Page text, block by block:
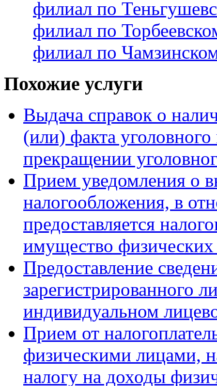
филиал по
филиал по
филиал по
Похожие услуги
Выдача справок о
(или) факта
прекращении
Прием уведомления о
налогообложения, в
предоставляется
имущество
Предоставление
зарегистрированного
индивидуальном
Прием от
физическими лицами,
налогу на доходы